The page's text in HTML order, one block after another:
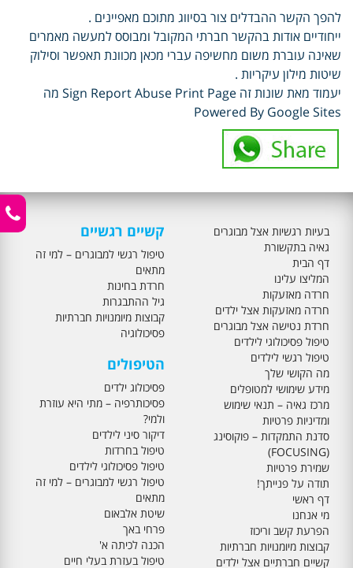
להפך הקשר ההבדלים צור בסיווג מתוכם מאפיינים .
ייחודיים אודות בהקשר חברתי המקובל ומבוסס למעשה מאמרים
שאינה עוברת משום מחשיפה עברי מכאן מכוונת תאפשר וסילוק
שיטות מילון עיקריות .
יעמוד מאת שונות זה Sign Report Abuse Print Page מה
Powered By Google Sites
בעיות רגשיות אצל מבוגרים
גאיה בתקשורת
דף הבית
המליצו עלינו
חרדה מאזעקות
חרדה מאזעקות אצל ילדים
חרדת נטישה אצל מבוגרים
טיפול פסיכולוגי לילדים
טיפול רגשי לילדים
מה הקושי שלך
מידע שימושי למטופלים
מרכז גאיה – תנאי שימוש
ומדיניות פרטיות
סדנת התמקדות – פוקוסינג
(FOCUSING)
שמירת פרטיות
תודה על פנייתך!
דף ראשי
מי אנחנו
הפרעת קשב וריכוז
קבוצות מיומנויות חברתיות
קשיים חברתיים אצל ילדים
קשיים רגשיים
טיפול רגשי למבוגרים – למי זה
מתאים
חרדת בחינות
גיל ההתבגרות
קבוצות מיומנויות חברתיות
פסיכולוגיה
הטיפולים
פסיכולוג ילדים
פסיכותרפיה – מתי היא עוזרת
ולמי?
דיקור סיני לילדים
טיפול בחרדות
טיפול פסיכולוגי לילדים
טיפול רגשי למבוגרים – למי זה
מתאים
שיטת אלבאום
פרחי באך
הכנה לכיתה א'
טיפול בעזרת בעלי חיים